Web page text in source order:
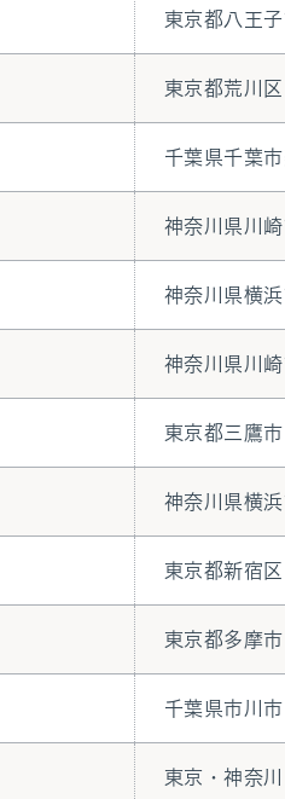
東京都八王
東京都荒川区
千葉県千葉
神奈川県川
神奈川県横
神奈川県川
東京都三鷹市
神奈川県横
東京都新宿区
東京都多摩市
千葉県市川市
東京・神奈